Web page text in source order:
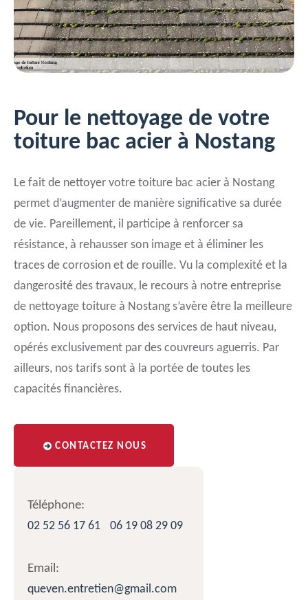
Pour le nettoyage de votre
toiture bac acier à Nostang
Le fait de nettoyer votre toiture bac acier à Nostang
permet d’augmenter de manière significative sa durée
de vie. Pareillement, il participe à renforcer sa
résistance, à rehausser son image et à éliminer les
traces de corrosion et de rouille. Vu la complexité et la
dangerosité des travaux, le recours à notre entreprise
de nettoyage toiture à Nostang s’avère être la meilleure
option. Nous proposons des services de haut niveau,
opérés exclusivement par des couvreurs aguerris. Par
ailleurs, nos tarifs sont à la portée de toutes les
capacités financières.
CONTACTEZ NOUS
Téléphone:
02 52 56 17 61
06 19 08 29 09
Email:
queven.entretien@gmail.com